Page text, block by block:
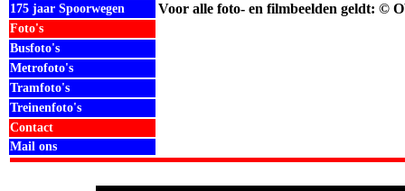
175 jaar Spoorwegen
Voor alle foto- en filmbeelden geldt: ©
Foto's
Busfoto's
Metrofoto's
Tramfoto's
Treinenfoto's
Contact
Mail ons